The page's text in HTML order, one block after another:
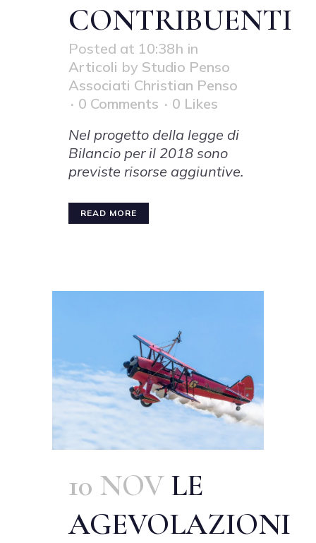
CONTRIBUENTI
Posted at 10:38h in
Articoli by Studio Penso
Associati Christian Penso
0 Comments
0 Likes
Nel progetto della legge di
Bilancio per il 2018 sono
previste risorse aggiuntive.
READ MORE
10 NOV LE
AGEVOLAZIONI